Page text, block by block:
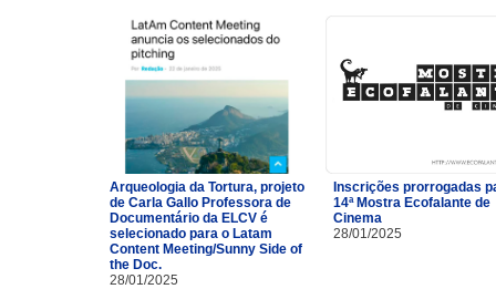
Arqueologia da Tortura, projeto
de Carla Gallo Professora de
Documentário da ELCV é
selecionado para o Latam
Content Meeting/Sunny Side of
the Doc.
28/01/2025
Inscrições prorrogadas
14ª Mostra Ecofalante de
Cinema
28/01/2025